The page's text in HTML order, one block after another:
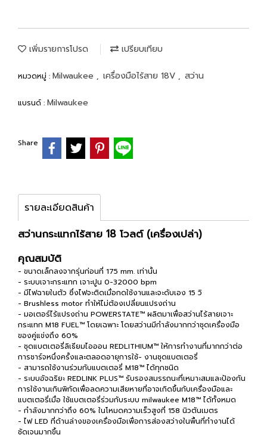
เพิ่มรายการโปรด เปรียบเทียบ
หมวดหมู่ : Milwaukee , เครื่องมือไร้สาย 18V , สว่าน
แบรนด์ : Milwaukee
Share
รายละเอียดสินค้า
สว่านกระแทกไร้สาย 18 โวลต์ (เครื่องเปล่า)
คุณสมบัติ
- ขนาดเล็กลงจากรุ่นก่อนที่ 175 mm. เท่านั้น
- ระบบเจาะกระแทก เจาะปูน 0-32000 bpm
- มีไฟฉายในตัว ซึ่งไฟจะติดเมื่อกดใช้งานและจะดับเอง 15 วิ
- Brushless motor ทำให้ไม่ต้องเปลี่ยนแปรงถ่าน
- มอเตอร์ไร้แปรงถ่าน POWERSTATE™ ผลิตมาเพื่อสว่านไร้สายเจาะ
กระแทก M18 FUEL™ โดยเฉพาะ โดยสว่านมีกำลังมากกว่าชุดเครื่องมือ
ของคู่แข่งถึง 60%
- ชุดแบตเตอรี่ลิเธียมไอออน REDLITHIUM™ ให้การทำงานที่มากกว่าต่อ
การชาร์จหนึ่งครั้งและตลอดอายุการใช้- งานชุดแบตเตอรี่
- สามารถใช้งานร่วมกับแบตเตอรี่ M18™ ได้ทุกชนิด
- ระบบอัจฉริยะ REDLINK PLUS™ รับรองสมรรถนะที่เหมาะสมและป้องกัน
การใช้งานเกินพิกัดเพื่อลดความเสียหายที่อาจเกิดขึ้นกับเครื่องมือและ
แบตเตอรี่เมื่อ ใช้แบตเตอรี่ร่วมกับระบบ milwaukee M18™ ได้ทั้งหมด
- กำลังมากกว่าถึง 60% ในโหมดความเร็วสูงที่ 158 นิวตันเมตร
- ไฟ LED ที่ด้านล่างของเครื่องมือเพื่อการส่องสว่างในพื้นที่ทำงานได้
ชัดเจนมากขึ้น